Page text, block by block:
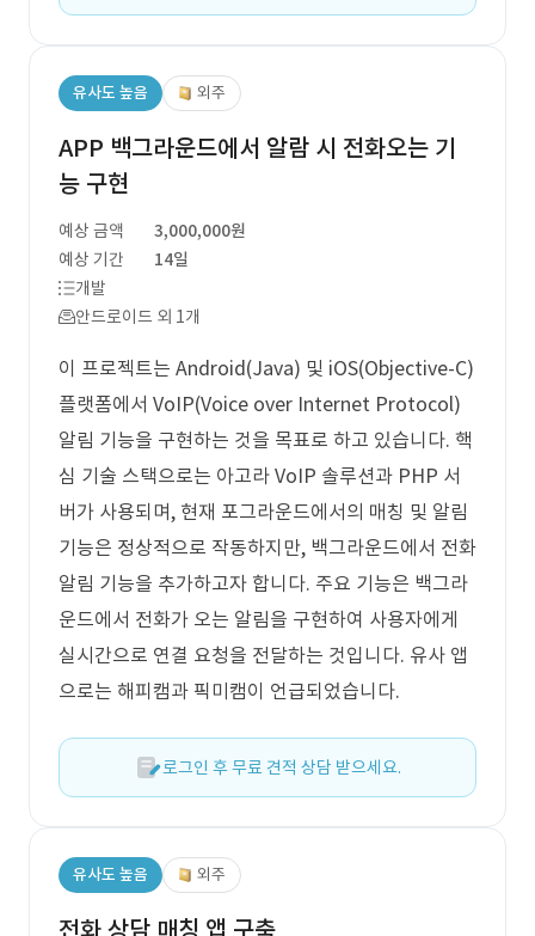
유사도 높음 외주
APP 백그라운드에서 알람 시 전화오는 기
능 구현
예상 금액
3,000,000원
예상 기간
14일
개발
안드로이드 외 1개
이 프로젝트는 Android(Java) 및 iOS(Objective-C)
플랫폼에서 VoIP(Voice over Internet Protocol)
알림 기능을 구현하는 것을 목표로 하고 있습니다. 핵
심 기술 스택으로는 아고라 VoIP 솔루션과 PHP 서
버가 사용되며, 현재 포그라운드에서의 매칭 및 알림
기능은 정상적으로 작동하지만, 백그라운드에서 전화
알림 기능을 추가하고자 합니다. 주요 기능은 백그라
운드에서 전화가 오는 알림을 구현하여 사용자에게
실시간으로 연결 요청을 전달하는 것입니다. 유사 앱
으로는 해피캠과 픽미캠이 언급되었습니다.
로그인 후 무료 견적 상담 받으세요.
유사도 높음 외주